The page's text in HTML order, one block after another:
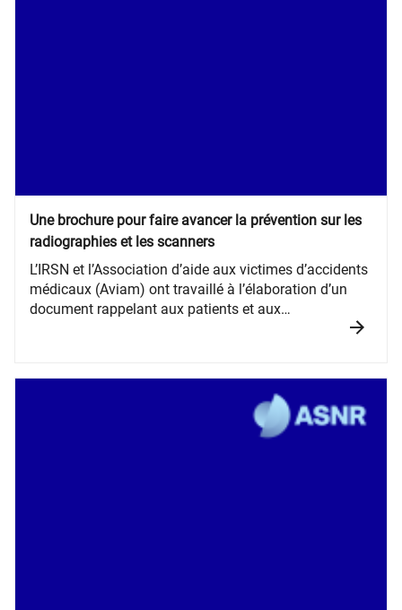
Une brochure pour faire avancer la prévention sur les
radiographies et les scanners
L’IRSN et l’Association d’aide aux victimes d’accidents
médicaux (Aviam) ont travaillé à l’élaboration d’un
document rappelant aux patients et aux
professionnels de santé que les radios et scanners ne